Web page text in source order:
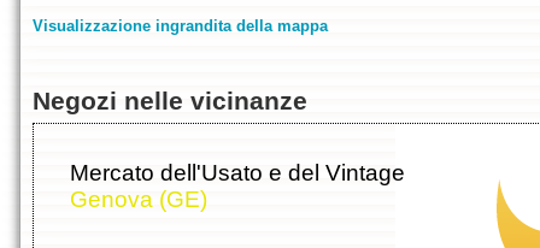
Visualizzazione ingrandita della mappa
Negozi nelle vicinanze
Mercato dell'Usato e del Vintage
Genova (GE)